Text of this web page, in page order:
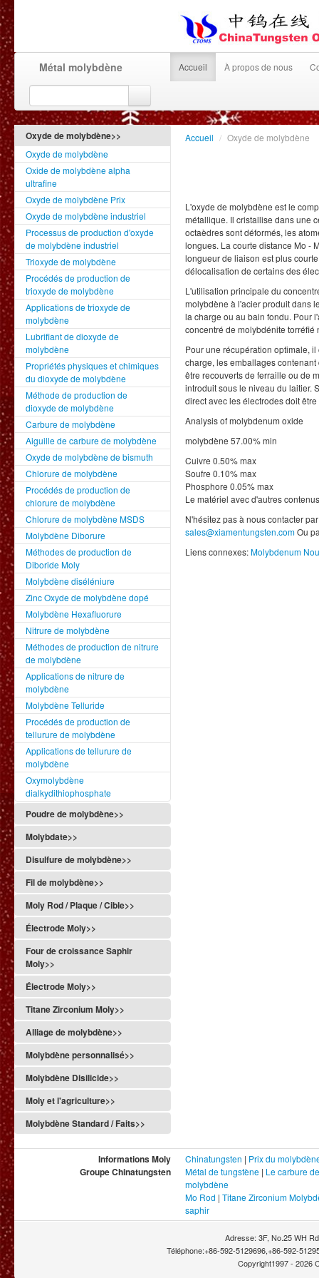
Métal molybdène Accueil À propos de nous
Oxyde de molybdène>>
Oxyde de molybdène
Oxide de molybdène alpha
ultrafine
Oxyde de molybdène Prix
Oxyde de molybdène industriel
Processus de production d'oxyde
de molybdène industriel
Trioxyde de molybdène
Procédés de production de
trioxyde de molybdène
Applications de trioxyde de
molybdène
Lubrifiant de dioxyde de
molybdène
Propriétés physiques et chimiques
du dioxyde de molybdène
Méthode de production de
dioxyde de molybdène
Carbure de molybdène
Aiguille de carbure de molybdène
Oxyde de molybdène de bismuth
Chlorure de molybdène
Procédés de production de
chlorure de molybdène
Chlorure de molybdène MSDS
Molybdène Diborure
Méthodes de production de
Diboride Moly
Molybdène diséléniure
Zinc Oxyde de molybdène dopé
Molybdène Hexafluorure
Nitrure de molybdène
Méthodes de production de nitrure
de molybdène
Applications de nitrure de
molybdène
Molybdène Telluride
Procédés de production de
tellurure de molybdène
Applications de tellurure de
molybdène
Oxymolybdène
dialkydithiophosphate
Poudre de molybdène>>
Molybdate>>
Disulfure de molybdène>>
Fil de molybdène>>
Moly Rod / Plaque / Cible>>
Électrode Moly>>
Four de croissance Saphir
Moly>>
Électrode Moly>>
Titane Zirconium Moly>>
Alliage de molybdène>>
Molybdène personnalisé>>
Molybdène Disilicide>>
Moly et l'agriculture>>
Molybdène Standard / Faits>>
Accueil / Oxyde de molybdène
L'oxyde de molybdène est le
métallique. Il cristallise dans une
octaèdres sont déformés, les
longues. La courte distance Mo -
longueur de liaison est plus
délocalisation de certains des
L'utilisation principale du
molybdène à l'acier produit dans
la charge ou au bain fondu. Pour
concentré de molybdénite torréfié
Pour une récupération optimale,
charge, les emballages
être recouverts de ferraille ou de
introduit sous le niveau du laitier.
direct avec les électrodes doit être
Analysis of molybdenum oxide
molybdène 57.00% min
Cuivre 0.50% max
Soufre 0.10% max
Phosphore 0.05% max
Le matériel avec d'autres
N'hésitez pas à nous contacter
sales@xiamentungsten.comOu
Liens connexes:Molybdenum
Informations Moly Chinatungsten | Prix du
Groupe Chinatungsten Métal de tungstène | Le carbure
molybdène
Mo Rod | Titane Zirconium
saphir
Adresse: 3F, No.25 WH
Téléphone:+86-592-5129696,+86-592-
Copyright1997 - 2026